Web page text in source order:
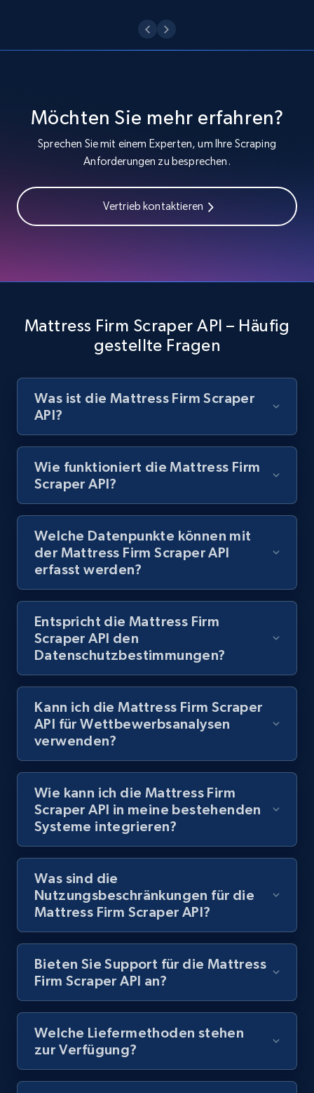
Möchten Sie mehr erfahren?
Sprechen Sie mit einem Experten, um Ihre Scraping
Anforderungen zu besprechen.
Vertrieb kontaktieren
Mattress Firm Scraper API – Häufig
gestellte Fragen
Was ist die Mattress Firm Scraper
API?
Wie funktioniert die Mattress Firm
Scraper API?
Welche Datenpunkte können mit
der Mattress Firm Scraper API
erfasst werden?
Entspricht die Mattress Firm
Scraper API den
Datenschutzbestimmungen?
Kann ich die Mattress Firm Scraper
API für Wettbewerbsanalysen
verwenden?
Wie kann ich die Mattress Firm
Scraper API in meine bestehenden
Systeme integrieren?
Was sind die
Nutzungsbeschränkungen für die
Mattress Firm Scraper API?
Bieten Sie Support für die Mattress
Firm Scraper API an?
Welche Liefermethoden stehen
zur Verfügung?